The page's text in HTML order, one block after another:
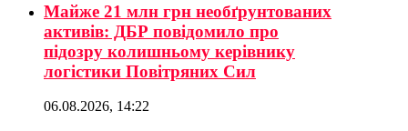
Майже 21 млн грн необґрунтованих
активів: ДБР повідомило про
підозру колишньому керівнику
логістики Повітряних Сил
06.08.2026, 14:22